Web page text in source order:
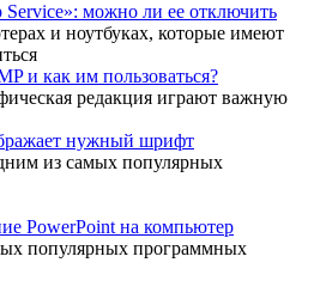
можно ли ее отключить
и ноутбуках, которые имеют
и как им пользоваться?
редакция играют важную
нужный шрифт
из самых популярных
PowerPoint на компьютер
популярных программных